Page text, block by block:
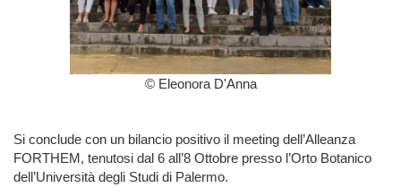
© Eleonora D'Anna
Si conclude con un bilancio positivo il meeting dell’Alleanza
FORTHEM, tenutosi dal 6 all’8 Ottobre presso l’Orto Botanico
dell’Università degli Studi di Palermo.